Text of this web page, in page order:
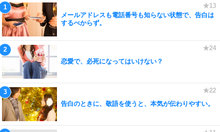
メールアドレスも電話番号も知らない状態で、告白は
するべからず。
恋愛で、必死になってはいけない？
告白のときに、敬語を使うと、本気が伝わりやすい。